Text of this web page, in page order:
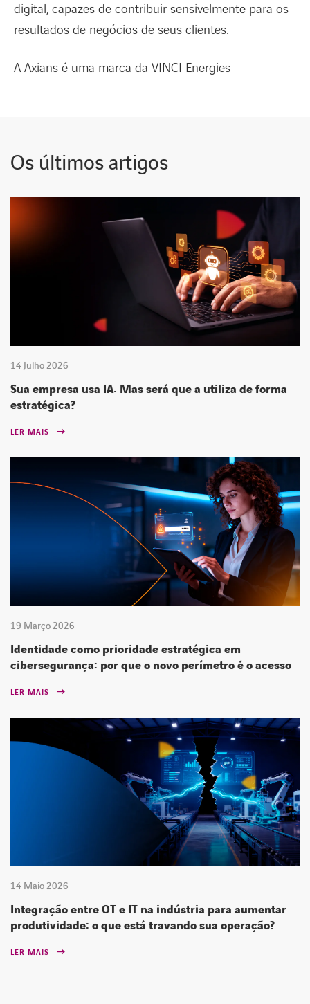
digital, capazes de contribuir sensivelmente para os
resultados de negócios de seus clientes.
A Axians é uma marca da VINCI Energies
Os últimos artigos
14 Julho 2026
Sua empresa usa IA. Mas será que a utiliza de forma
estratégica?
LER MAIS
19 Março 2026
Identidade como prioridade estratégica em
cibersegurança: por que o novo perímetro é o acesso
LER MAIS
14 Maio 2026
Integração entre OT e IT na indústria para aumentar
produtividade: o que está travando sua operação?
LER MAIS